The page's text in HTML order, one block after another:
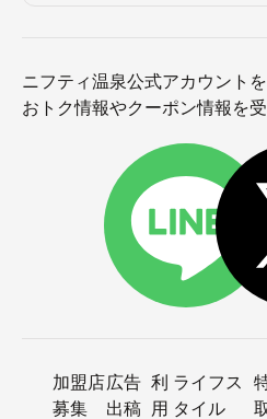
ニフティ温泉公式アカウント
おトク情報やクーポン情報を
加盟店
募集
広告
出稿
利
用
ライフス
タイル